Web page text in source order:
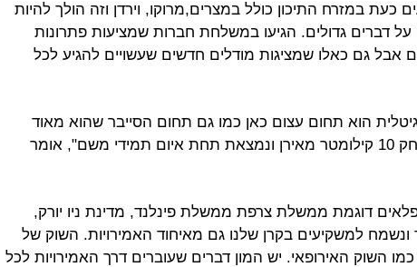
כעת במזרח התיכון כולל במצרים,מרוקו, וירדן וזה הולך להיות
על דברים גדולים. הגיעו במשלחת חברות שמציעות פתרונות
אבל גם כאלו שמציגות מודלים חדשים שעשויים להגיע לכל
הוא תחום עצום כאן כמו גם תחום הסייבר שהוא מאוד
חשוב למדינה במרחק 10 קילומטר מאירן ונמצאת תחת איום תמידי משם", אומר
דוגמת ממשלת צרפת ממשלת פינלנד, מדינת ניו יורק,
ונשמח למשקיעים בקרן שלנו גם מאיחוד האמירויות. השוק של
השוק האירופאי. יש המון דברים שעוברים דרך האמירויות לכל